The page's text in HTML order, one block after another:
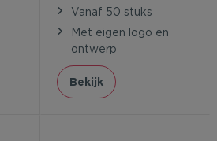
Vanaf 50 stuks
Met eigen logo en
ontwerp
Bekijk